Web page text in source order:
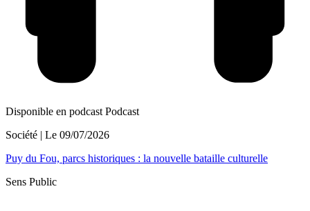
Disponible en podcast Podcast
Société | Le 09/07/2026
Puy du Fou, parcs historiques : la nouvelle bataille culturelle
Sens Public